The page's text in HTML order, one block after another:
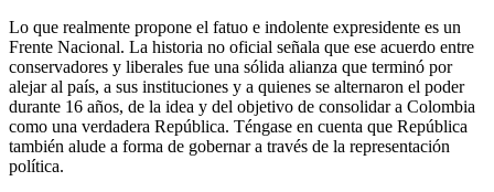
Lo que realmente propone el fatuo e indolente expresidente es un
Frente Nacional. La historia no oficial señala que ese acuerdo entre
conservadores y liberales fue una sólida alianza que terminó por
alejar al país, a sus instituciones y a quienes se alternaron el poder
durante 16 años, de la idea y del objetivo de consolidar a Colombia
como una verdadera República. Téngase en cuenta que República
también alude a forma de gobernar a través de la representación
política.